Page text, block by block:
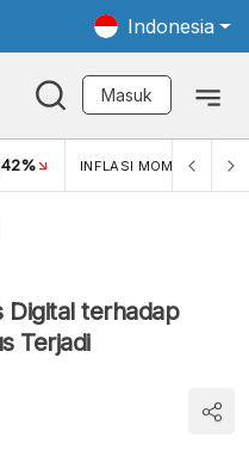
Indonesia
Masuk
INFLASI MOM (MAR)
Digital terhadap
Terjadi